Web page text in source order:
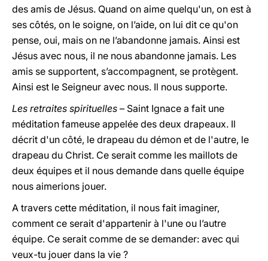
des amis de Jésus. Quand on aime quelqu'un, on est à
ses côtés, on le soigne, on l’aide, on lui dit ce qu'on
pense, oui, mais on ne l’abandonne jamais. Ainsi est
Jésus avec nous, il ne nous abandonne jamais. Les
amis se supportent, s’accompagnent, se protègent.
Ainsi est le Seigneur avec nous. Il nous supporte.
Les retraites spirituelles – Saint Ignace a fait une
méditation fameuse appelée des deux drapeaux. Il
décrit d'un côté, le drapeau du démon et de l'autre, le
drapeau du Christ. Ce serait comme les maillots de
deux équipes et il nous demande dans quelle équipe
nous aimerions jouer.
A travers cette méditation, il nous fait imaginer,
comment ce serait d'appartenir à l'une ou l’autre
équipe. Ce serait comme de se demander: avec qui
veux-tu jouer dans la vie ?